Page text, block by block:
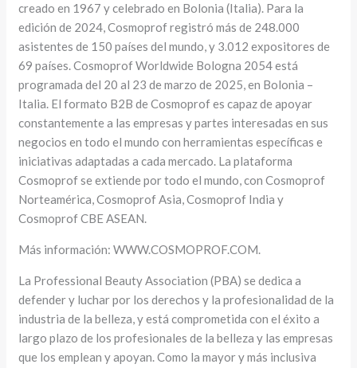
creado en 1967 y celebrado en Bolonia (Italia). Para la
edición de 2024, Cosmoprof registró más de 248.000
asistentes de 150 países del mundo, y 3.012 expositores de
69 países. Cosmoprof Worldwide Bologna 2054 está
programada del 20 al 23 de marzo de 2025, en Bolonia –
Italia. El formato B2B de Cosmoprof es capaz de apoyar
constantemente a las empresas y partes interesadas en sus
negocios en todo el mundo con herramientas específicas e
iniciativas adaptadas a cada mercado. La plataforma
Cosmoprof se extiende por todo el mundo, con Cosmoprof
Norteamérica, Cosmoprof Asia, Cosmoprof India y
Cosmoprof CBE ASEAN.
Más información: WWW.COSMOPROF.COM.
La Professional Beauty Association (PBA) se dedica a
defender y luchar por los derechos y la profesionalidad de la
industria de la belleza, y está comprometida con el éxito a
largo plazo de los profesionales de la belleza y las empresas
que los emplean y apoyan. Como la mayor y más inclusiva